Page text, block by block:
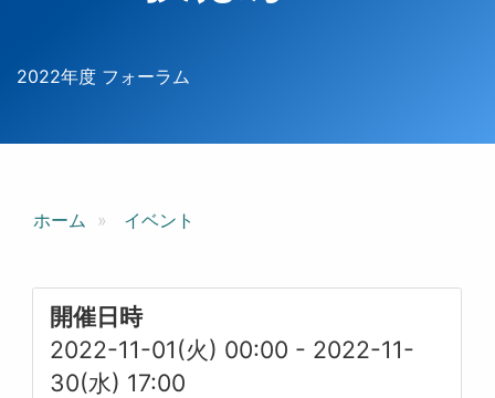
2022年度 フォーラム
ホーム イベント
開催日時
2022-11-01(火) 00:00 - 2022-11-
30(水) 17:00